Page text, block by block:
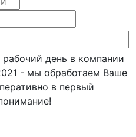
день в компании
- мы обработаем Ваше
в первый